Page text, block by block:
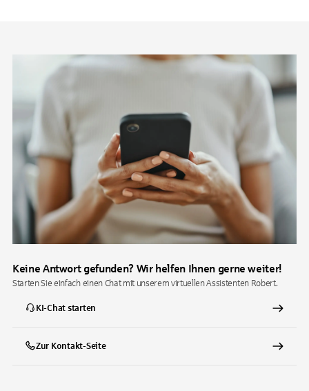
Keine Antwort gefunden? Wir helfen Ihnen gerne weiter!
Starten Sie einfach einen Chat mit unserem virtuellen Assistenten Robert.
KI-Chat starten
Zur Kontakt-Seite